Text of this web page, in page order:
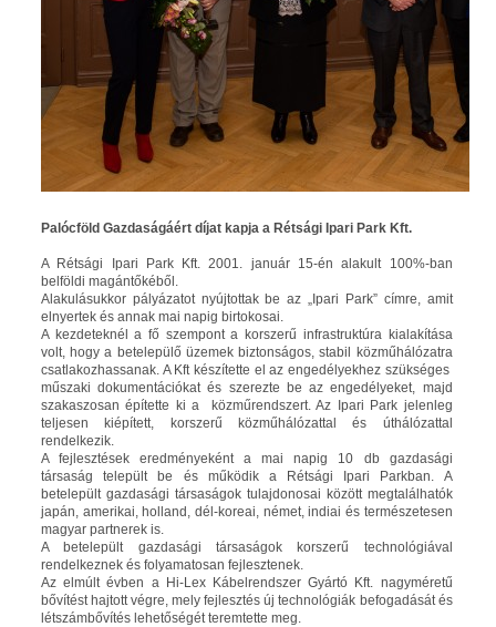
Palócföld Gazdaságáért díjat kapja a Rétsági Ipari Park Kft.
A Rétsági Ipari Park Kft. 2001. január 15-én alakult 100%-ban
belföldi magántőkéből.
Alakulásukkor pályázatot nyújtottak be az „Ipari Park” címre, amit
elnyertek és annak mai napig birtokosai.
A kezdeteknél a fő szempont a korszerű infrastruktúra kialakítása
volt, hogy a betelepülő üzemek biztonságos, stabil közműhálózatra
csatlakozhassanak. A Kft készítette el az engedélyekhez szükséges
műszaki dokumentációkat és szerezte be az engedélyeket, majd
szakaszosan építette ki a közműrendszert. Az Ipari Park jelenleg
teljesen kiépített, korszerű közműhálózattal és úthálózattal
rendelkezik.
A fejlesztések eredményeként a mai napig 10 db gazdasági
társaság települt be és működik a Rétsági Ipari Parkban. A
betelepült gazdasági társaságok tulajdonosai között megtalálhatók
japán, amerikai, holland, dél-koreai, német, indiai és természetesen
magyar partnerek is.
A betelepült gazdasági társaságok korszerű technológiával
rendelkeznek és folyamatosan fejlesztenek.
Az elmúlt évben a Hi-Lex Kábelrendszer Gyártó Kft. nagyméretű
bővítést hajtott végre, mely fejlesztés új technológiák befogadását és
létszámbővítés lehetőségét teremtette meg.